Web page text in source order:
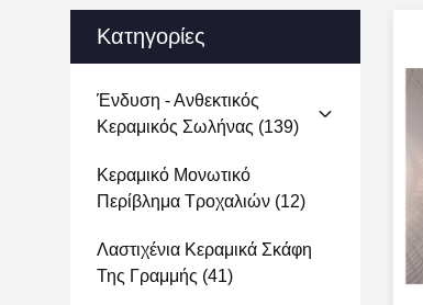
Κατηγορίες
Ένδυση - Ανθεκτικός
Κεραμικός Σωλήνας (139)
Κεραμικό Μονωτικό
Περίβλημα Τροχαλιών (12)
Λαστιχένια Κεραμικά Σκάφη
Της Γραμμής (41)